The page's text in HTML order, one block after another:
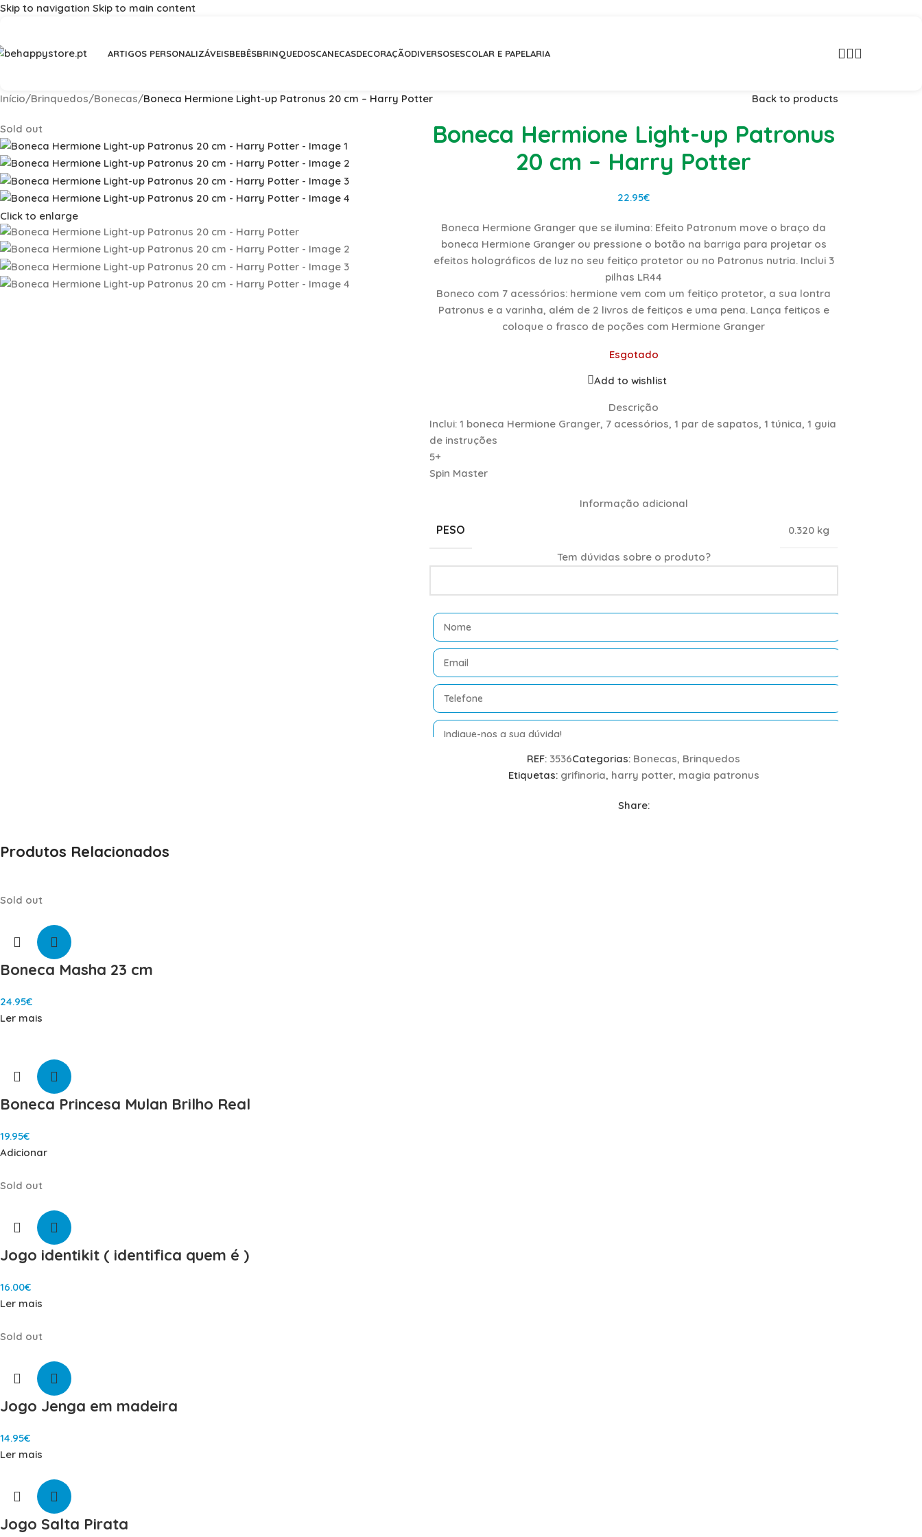
Skip to navigation Skip to main content
ARTIGOS PERSONALIZÁVEISBEBÊSBRINQUEDOSCANECASDECORAÇÃODIVERSOSESCOLAR E PAPELARIA
Início/Brinquedos/Bonecas/Boneca Hermione Light-up Patronus 20 cm – Harry Potter Back to products
Sold out
Click to enlarge
Boneca Hermione Light-up Patronus
20 cm – Harry Potter
22.95€
Boneca Hermione Granger que se ilumina: Efeito Patronum move o braço da
boneca Hermione Granger ou pressione o botão na barriga para projetar os
efeitos holográficos de luz no seu feitiço protetor ou no Patronus nutria. Inclui 3
pilhas LR44
Boneco com 7 acessórios: hermione vem com um feitiço protetor, a sua lontra
Patronus e a varinha, além de 2 livros de feitiços e uma pena. Lança feitiços e
coloque o frasco de poções com Hermione Granger
Esgotado
Add to wishlist
Descrição
Inclui: 1 boneca Hermione Granger, 7 acessórios, 1 par de sapatos, 1 túnica, 1 guia
de instruções
5+
Spin Master
Informação adicional
PESO 0.320 kg
Tem dúvidas sobre o produto?
REF: 3536Categorias: Bonecas, Brinquedos
Etiquetas: grifinoria, harry potter, magia patronus
Share:
Produtos Relacionados
Sold out
Boneca Masha 23 cm
24.95€
Ler mais
Boneca Princesa Mulan Brilho Real
19.95€
Adicionar
Sold out
Jogo identikit ( identifica quem é )
16.00€
Ler mais
Sold out
Jogo Jenga em madeira
14.95€
Ler mais
Jogo Salta Pirata